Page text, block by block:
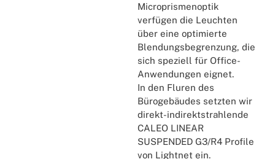
Microprismenoptik
verfügen die Leuchten
über eine optimierte
Blendungsbegrenzung, die
sich speziell für Office-
Anwendungen eignet.
In den Fluren des
Bürogebäudes setzten wir
direkt-indirektstrahlende
CALEO LINEAR
SUSPENDED G3/R4 Profile
von Lightnet ein.